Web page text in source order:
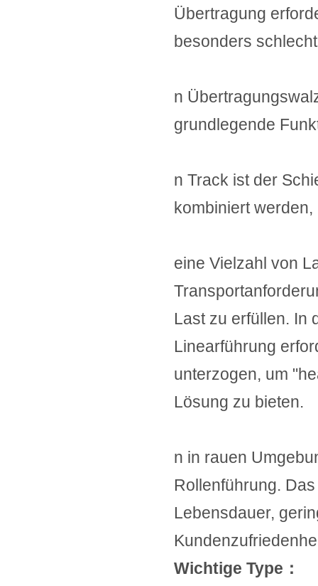
Übertragung
besonders
n
grundlegende
n Track ist der
kombiniert
eine Vielzahl von
Last zu erfüllen. In
Linearführung
unterzogen, um
Lösung zu bieten.
n in rauen
Rollenführung.
Lebensdauer,
Wichtige Type：